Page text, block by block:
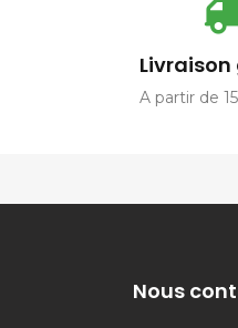
A partir de
Nous